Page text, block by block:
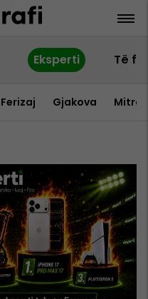
Eksperti Të
Ferizaj Gjakova